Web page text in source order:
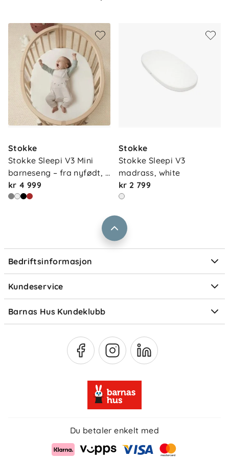
Stokke
Stokke Sleepi V3 Mini
barneseng – fra nyfødt, …
kr 4 999
Stokke
Stokke Sleepi V3
madrass, white
kr 2 799
Bedriftsinformasjon
Våre butikker
Vårt samfunnsansvar
Jobbe i Barnas Hus
Størrelsesguider
Kundeservice
Frakt og levering
Retur og reklamasjon
Salgsbetingelser
Ofte stilte spørsmål
Om Klarna
Barnas Hus Kundeklubb
Medlemsvilkår
Du betaler enkelt med